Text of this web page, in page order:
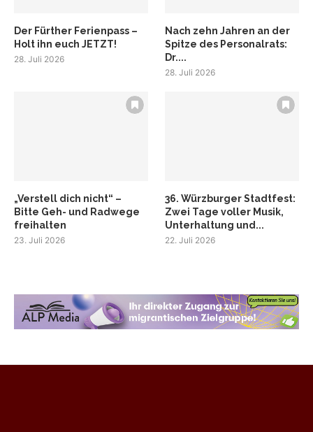
Der Fürther Ferienpass –
Holt ihn euch JETZT!
28. Juli 2026
Nach zehn Jahren an der
Spitze des Personalrats:
Dr....
28. Juli 2026
„Verstell dich nicht“ –
Bitte Geh- und Radwege
freihalten
23. Juli 2026
36. Würzburger Stadtfest:
Zwei Tage voller Musik,
Unterhaltung und...
22. Juli 2026